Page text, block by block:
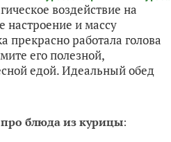
воздействие на
настроение и массу
прекрасно работала голова
его полезной,
едой. Идеальный обед
про блюда из курицы: